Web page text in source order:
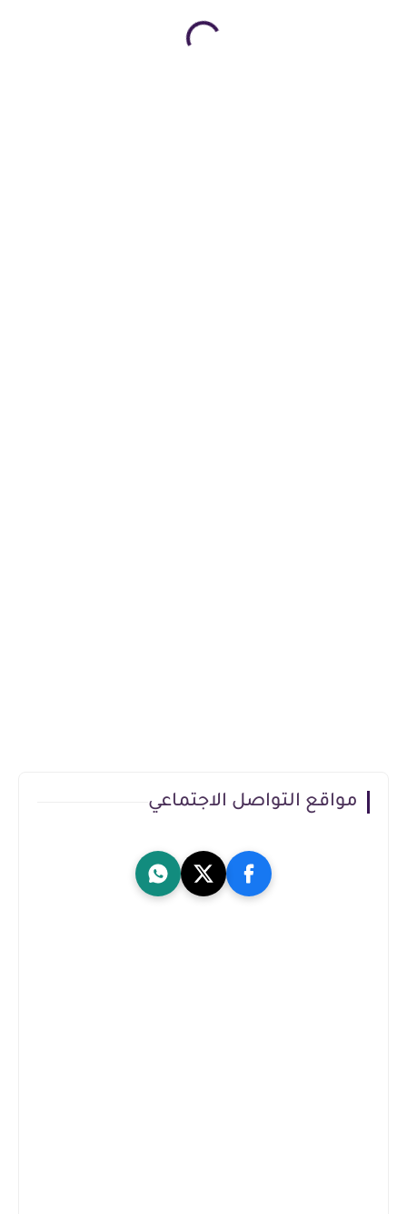
مواقع التواصل الاجتماعي